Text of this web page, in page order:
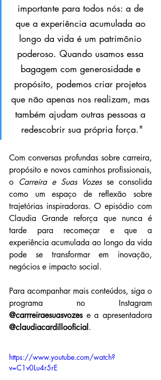
importante para todos nós: a de
que a experiência acumulada ao
longo da vida é um patrimônio
poderoso. Quando usamos essa
bagagem com generosidade e
propósito, podemos criar projetos
que não apenas nos realizam, mas
também ajudam outras pessoas a
redescobrir sua própria força."
Com conversas profundas sobre carreira,
propósito e novos caminhos profissionais,
o Carreira e Suas Vozes se consolida
como um espaço de reflexão sobre
trajetórias inspiradoras. O episódio com
Claudia Grande reforça que nunca é
tarde para recomeçar e que a
experiência acumulada ao longo da vida
pode se transformar em inovação,
negócios e impacto social.
Para acompanhar mais conteúdos, siga o
@carrreiraesuasvozes
@claudiacardillooficial .
https://www.youtube.com/watch?
v=C1v0Lu4r5rE